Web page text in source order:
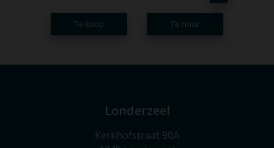
Te koop Te huur
Londerzeel
Kerkhofstraat 90A